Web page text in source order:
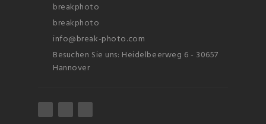
breakphoto
breakphoto
info@break-photo.com
Besuchen Sie uns: Heidelbeerweg 6 - 30657
Hannover